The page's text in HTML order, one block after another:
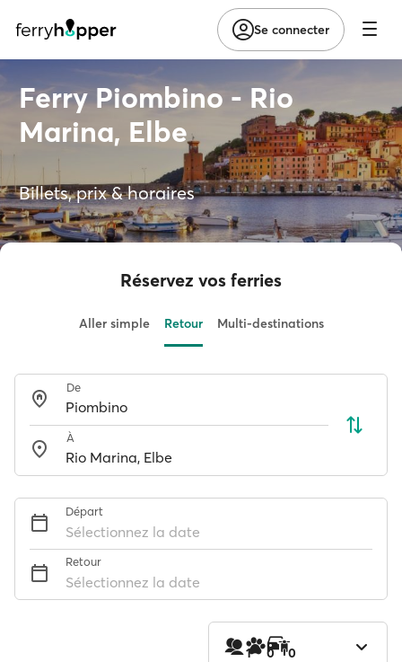
Se connecter
Ferry Piombino - Rio
Marina, Elbe
Billets, prix & horaires
Réservez vos ferries
Aller simple Retour Multi-destinations
De
À
Départ
Sélectionnez la date
Retour
Sélectionnez la date
1 0 0